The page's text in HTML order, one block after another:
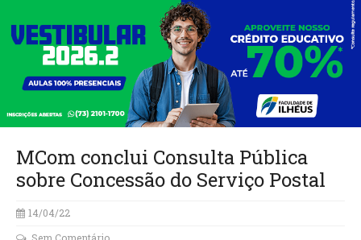
MCom conclui Consulta Pública
sobre Concessão do Serviço Postal
14/04/22